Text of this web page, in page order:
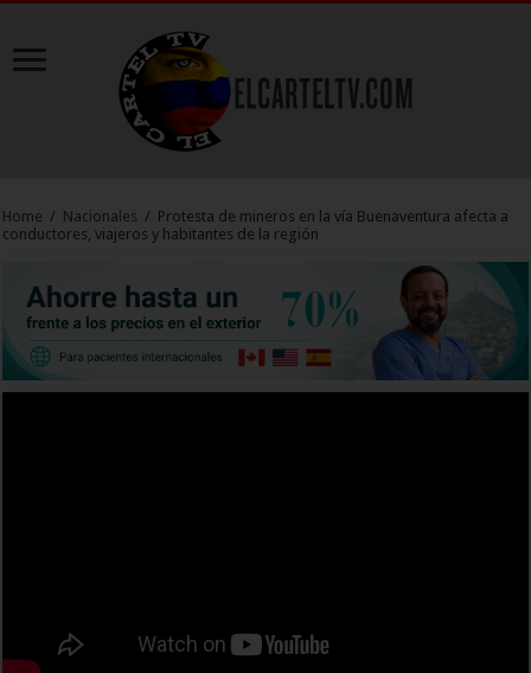
Home / Nacionales / Protesta de mineros en la vía Buenaventura afecta a
conductores, viajeros y habitantes de la región